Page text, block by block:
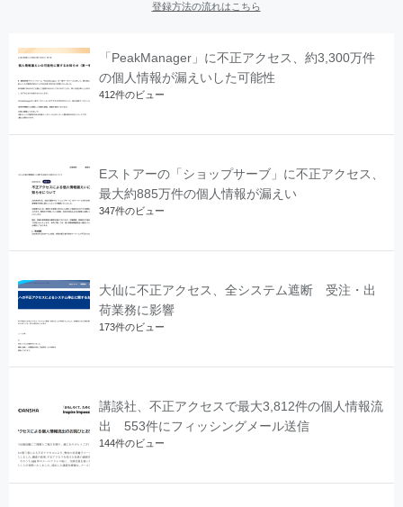
登録方法の流れはこちら
「PeakManager」に不正アクセス、約3,300万件
の個人情報が漏えいした可能性
412件のビュー
Eストアーの「ショップサーブ」に不正アクセス、
最大約885万件の個人情報が漏えい
347件のビュー
大仙に不正アクセス、全システム遮断 受注・出
荷業務に影響
173件のビュー
講談社、不正アクセスで最大3,812件の個人情報流
出 553件にフィッシングメール送信
144件のビュー